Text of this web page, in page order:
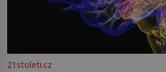
21stoleti.cz